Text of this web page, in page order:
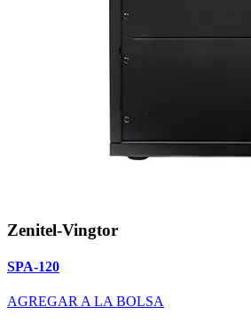
Zenitel-Vingtor
SPA-120
AGREGAR A LA BOLSA